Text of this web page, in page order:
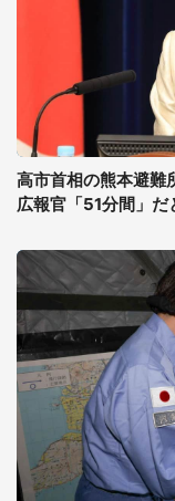
高市首相の熊本避難
広報官「51分間」だ